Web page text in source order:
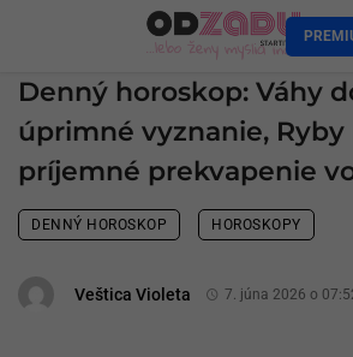
Denný horoskop: Váhy
úprimné vyznanie, Ryby
príjemné prekvapenie
DENNÝ HOROSKOP HOROSKOPY
Veštica Violeta 7. júna 2026 o